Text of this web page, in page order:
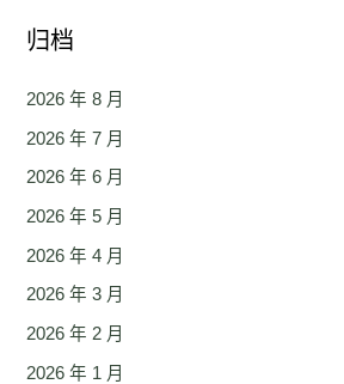
归档
2026 年 8 月
2026 年 7 月
2026 年 6 月
2026 年 5 月
2026 年 4 月
2026 年 3 月
2026 年 2 月
2026 年 1 月